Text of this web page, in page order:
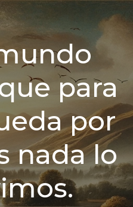
para
por
nada lo